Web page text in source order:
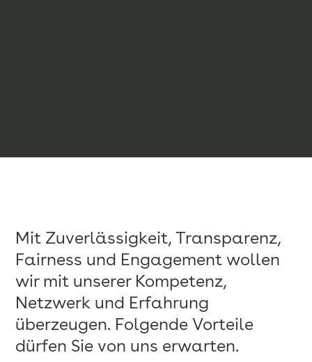
Mit Zuverlässigkeit, Transparenz,
Fairness und Engagement wollen
wir mit unserer Kompetenz,
Netzwerk und Erfahrung
überzeugen. Folgende Vorteile
dürfen Sie von uns erwarten.